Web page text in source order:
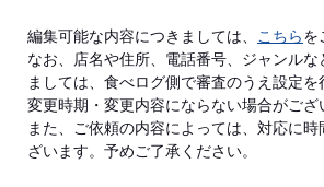
編集可能な内容につきましては、 こちらを
なお、店名や住所、電話番号、ジャンルな
ましては、食べログ側で審査のうえ設定
変更時期・変更内容にならない場合がござ
また、ご依頼の内容によっては、対応に
ざいます。予めご了承ください。